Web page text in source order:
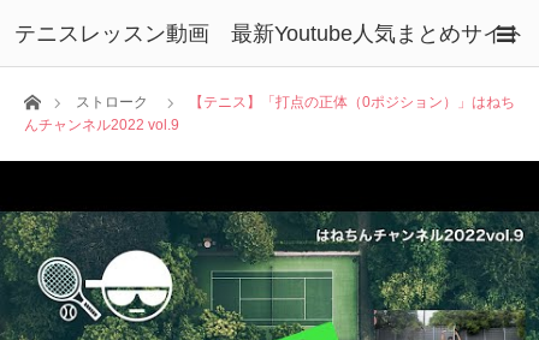
テニスレッスン動画 最新Youtube人気まとめサイト
ホームストローク
【テニス】「打点の正体（0ポジション）」はねち
んチャンネル2022 vol.9